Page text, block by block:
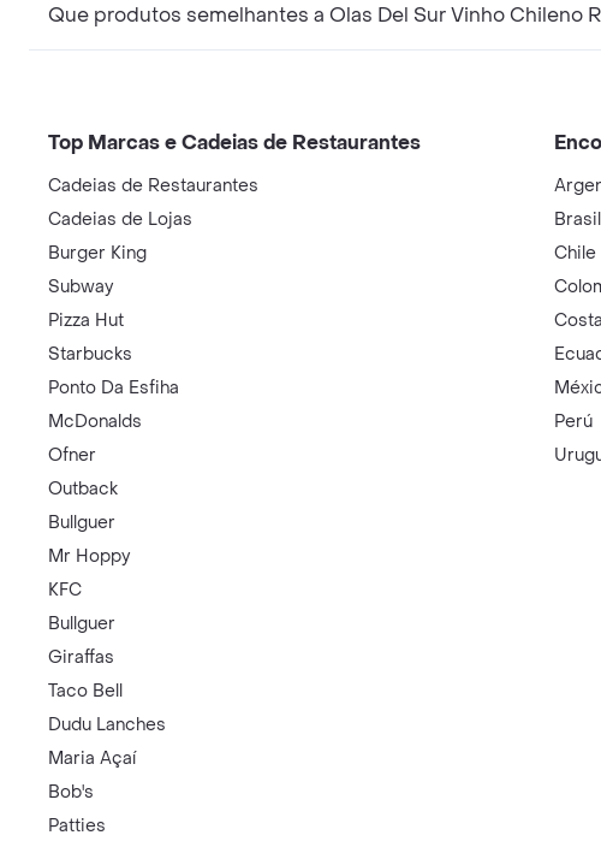
Que produtos semelhantes a Olas Del Sur Vinho Chileno
Top Marcas e Cadeias de Restaurantes
Cadeias de Restaurantes
Cadeias de Lojas
Burger King
Subway
Pizza Hut
Starbucks
Ponto Da Esfiha
McDonalds
Ofner
Outback
Bullguer
Mr Hoppy
KFC
Bullguer
Giraffas
Taco Bell
Dudu Lanches
Maria Açaí
Bob's
Patties
Brasil
Chile
Perú